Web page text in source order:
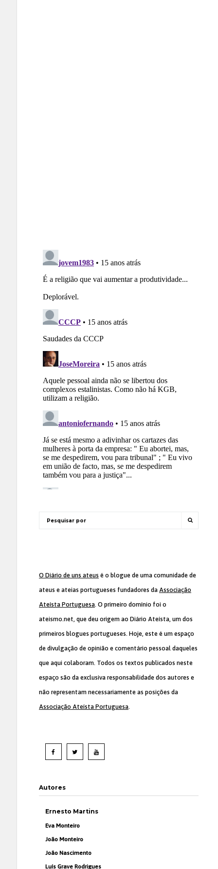
O Diário de uns ateus é o blogue de uma comunidade de
ateus e ateias portugueses fundadores da Associação
Ateísta Portuguesa. O primeiro domínio foi o
ateismo.net, que deu origem ao Diário Ateísta, um dos
primeiros blogues portugueses. Hoje, este é um espaço
de divulgação de opinião e comentário pessoal daqueles
que aqui colaboram. Todos os textos publicados neste
espaço são da exclusiva responsabilidade dos autores e
não representam necessariamente as posições da
Associação Ateísta Portuguesa.
Autores
Ernesto Martins
Eva Monteiro
João Monteiro
João Nascimento
Luís Grave Rodrigues